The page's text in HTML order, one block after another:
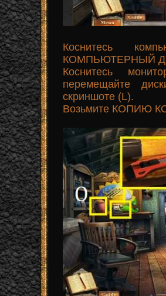
Коснитесь
КОМПЬЮТЕРНЫЙ
Коснитесь
перемещайте
скриншоте (L).
Возьмите КОПИЮ